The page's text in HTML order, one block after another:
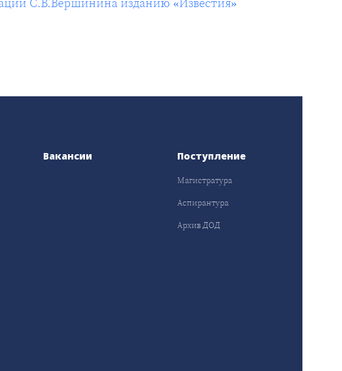
Вакансии Поступление
Магистратура
Аспирантура
Архив ДОД